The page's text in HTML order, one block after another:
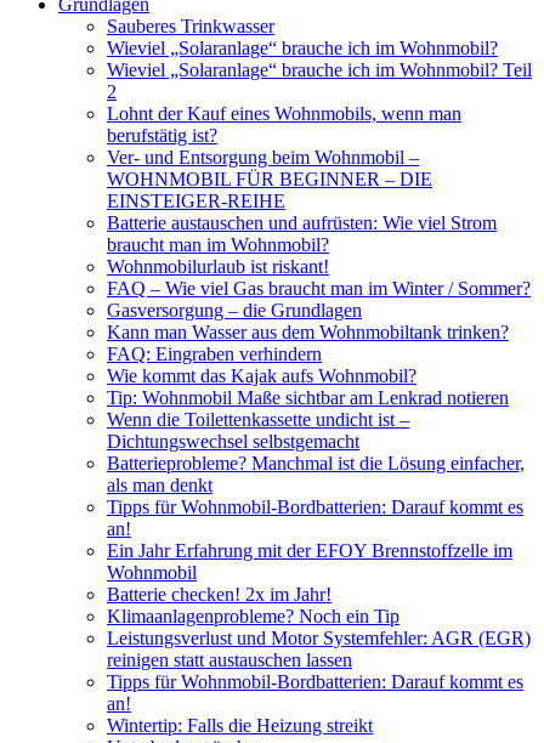
Sauberes Trinkwasser
Wieviel „Solaranlage“ brauche ich im Wohnmobil?
Wieviel „Solaranlage“ brauche ich im Wohnmobil? Teil
2
Lohnt der Kauf eines Wohnmobils, wenn man
berufstätig ist?
Ver- und Entsorgung beim Wohnmobil –
WOHNMOBIL FÜR BEGINNER – DIE
EINSTEIGER-REIHE
Batterie austauschen und aufrüsten: Wie viel Strom
braucht man im Wohnmobil?
Wohnmobilurlaub ist riskant!
FAQ – Wie viel Gas braucht man im Winter / Sommer?
Gasversorgung – die Grundlagen
Kann man Wasser aus dem Wohnmobiltank trinken?
FAQ: Eingraben verhindern
Wie kommt das Kajak aufs Wohnmobil?
Tip: Wohnmobil Maße sichtbar am Lenkrad notieren
Wenn die Toilettenkassette undicht ist –
Dichtungswechsel selbstgemacht
Batterieprobleme? Manchmal ist die Lösung einfacher,
als man denkt
Tipps für Wohnmobil-Bordbatterien: Darauf kommt es
an!
Ein Jahr Erfahrung mit der EFOY Brennstoffzelle im
Wohnmobil
Batterie checken! 2x im Jahr!
Klimaanlagenprobleme? Noch ein Tip
Leistungsverlust und Motor Systemfehler: AGR (EGR)
reinigen statt austauschen lassen
Tipps für Wohnmobil-Bordbatterien: Darauf kommt es
an!
Wintertip: Falls die Heizung streikt